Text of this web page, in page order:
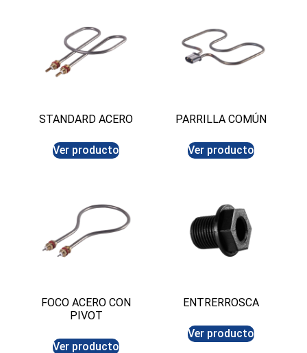
STANDARD ACERO
Ver producto
PARRILLA COMÚN
Ver producto
FOCO ACERO CON
PIVOT
Ver producto
ENTRERROSCA
Ver producto